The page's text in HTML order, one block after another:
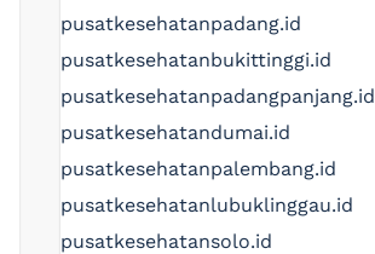
pusatkesehatanpadang.id
pusatkesehatanbukittinggi.id
pusatkesehatanpadangpanjang.id
pusatkesehatandumai.id
pusatkesehatanpalembang.id
pusatkesehatanlubuklinggau.id
pusatkesehatansolo.id